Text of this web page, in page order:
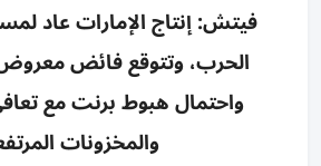
فيتش: إنتاج الإمارات عاد
الحرب، وتتوقع فائض
واحتمال هبوط برنت مع
والمخزونات